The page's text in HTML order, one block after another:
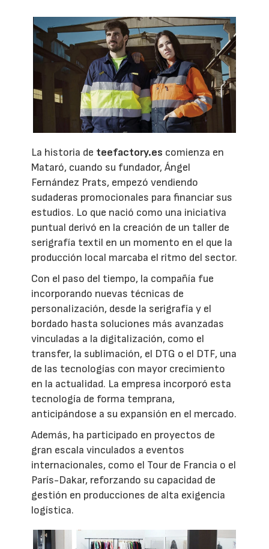
La historia de teefactory.es comienza en
Mataró, cuando su fundador, Ángel
Fernández Prats, empezó vendiendo
sudaderas promocionales para financiar sus
estudios. Lo que nació como una iniciativa
puntual derivó en la creación de un taller de
serigrafía textil en un momento en el que la
producción local marcaba el ritmo del sector.
Con el paso del tiempo, la compañía fue
incorporando nuevas técnicas de
personalización, desde la serigrafía y el
bordado hasta soluciones más avanzadas
vinculadas a la digitalización, como el
transfer, la sublimación, el DTG o el DTF, una
de las tecnologías con mayor crecimiento
en la actualidad. La empresa incorporó esta
tecnología de forma temprana,
anticipándose a su expansión en el mercado.
Además, ha participado en proyectos de
gran escala vinculados a eventos
internacionales, como el Tour de Francia o el
París-Dakar, reforzando su capacidad de
gestión en producciones de alta exigencia
logística.